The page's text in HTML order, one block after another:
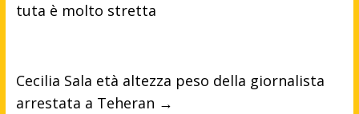
tuta è molto stretta
Cecilia Sala età altezza peso della giornalista
arrestata a Teheran →